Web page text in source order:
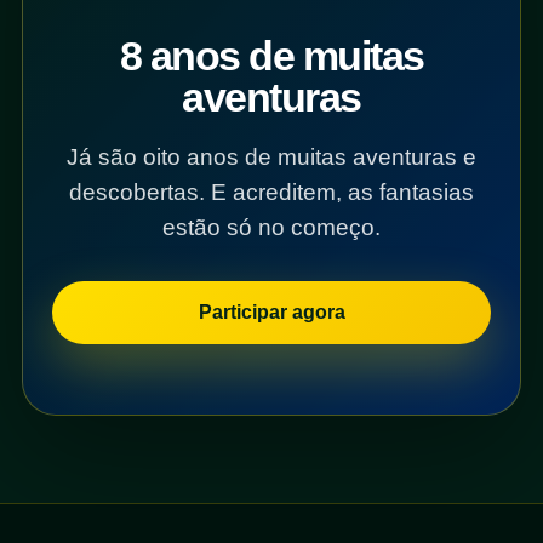
8 anos de muitas
aventuras
Já são oito anos de muitas aventuras e
descobertas. E acreditem, as fantasias
estão só no começo.
Participar agora